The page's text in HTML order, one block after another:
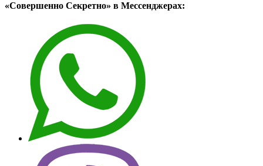
«Совершенно Секретно» в Мессенджерах: